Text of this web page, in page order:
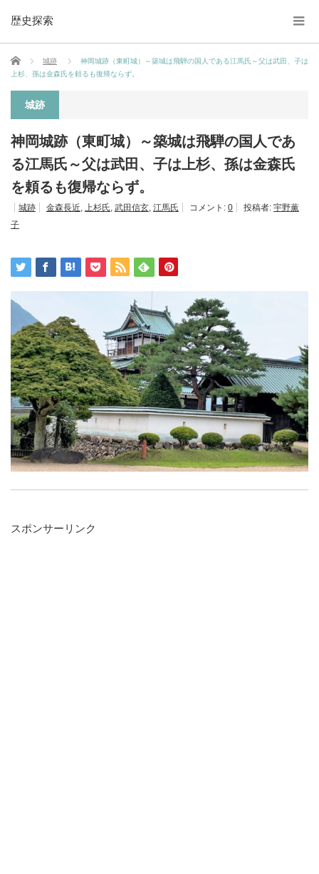
歴史探索
ホーム 城跡
神岡城跡（東町城）～築城は飛騨の国人である江馬氏～父は武田、子は
上杉、孫は金森氏を頼るも復帰ならず。
城跡
神岡城跡（東町城）～築城は飛騨の国人であ
る江馬氏～父は武田、子は上杉、孫は金森氏
を頼るも復帰ならず。
城跡 金森長近, 上杉氏, 武田信玄, 江馬氏 コメント: 0 投稿者: 宇野薫
子
スポンサーリンク